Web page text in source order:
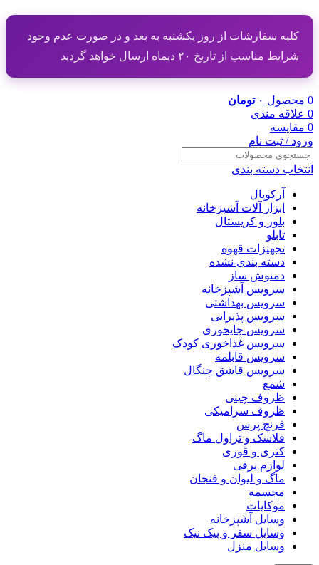
کلیه سفارشات از روز یکشنبه به بعد و در صورت عدم وجود
شرایط مناسب از تاریخ ۲۰ دیماه ارسال خواهد گردید
0 محصول ۰ تومان
0 علاقه مندی
0 مقایسه
ورود / ثبت نام
انتخاب دسته بندی
آرکوپال
ابزار آلات آشپزخانه
بلور و کریستال
تابلو
تجهیزات قهوه
دسته بندی نشده
دمنوش ساز
سرویس آشپزخانه
سرویس بهداشتی
سرویس پذیرایی
سرویس چایخوری
سرویس غذاخوری کودک
سرویس قابلمه
سرویس قاشق چنگال
شمع
ظروف چینی
ظروف سرامیکی
فرنچ پرس
فلاسک و تراول ماگ
کتری و قوری
لوازم برقی
ماگ و لیوان و فنجان
مجسمه
موکاپات
وسایل آشپزخانه
وسایل سفر و پیک نیک
وسایل منزل